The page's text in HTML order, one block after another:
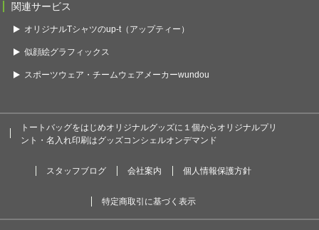
関連サービス
オリジナルTシャツのup-t（アップティー）
似顔絵グラフィックス
スポーツウェア・チームウェアメーカーwundou
トートバッグをはじめオリジナルグッズに１個からオリジナルプリ
ント・名入れ印刷はグッズコンシェルオンデマンド
スタッフブログ 会社案内 個人情報保護方針
特定商取引に基づく表示